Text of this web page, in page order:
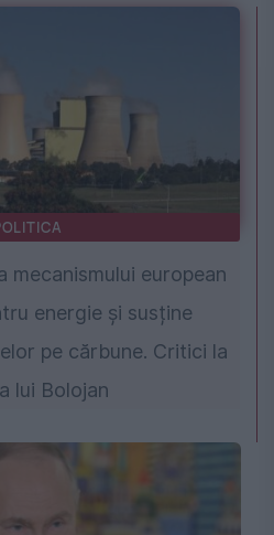
mecanismului european
energie și susține
pe cărbune. Critici la
lui Bolojan